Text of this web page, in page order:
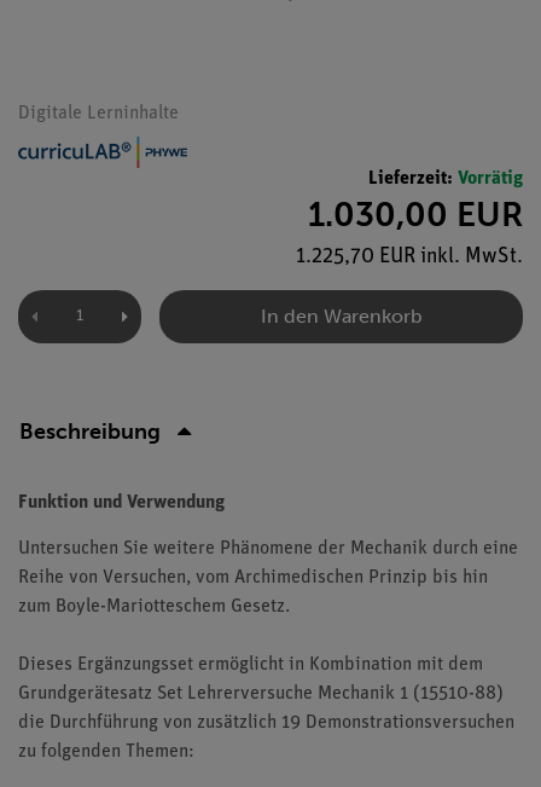
Digitale Lerninhalte
Lieferzeit: Vorrätig
1.030,00 EUR
1.225,70 EUR inkl. MwSt.
In den Warenkorb
Beschreibung
Funktion und Verwendung
Untersuchen Sie weitere Phänomene der Mechanik durch eine
Reihe von Versuchen, vom Archimedischen Prinzip bis hin
zum Boyle-Mariotteschem Gesetz.
Dieses Ergänzungsset ermöglicht in Kombination mit dem
Grundgerätesatz Set Lehrerversuche Mechanik 1 (15510-88)
die Durchführung von zusätzlich 19 Demonstrationsversuchen
zu folgenden Themen: